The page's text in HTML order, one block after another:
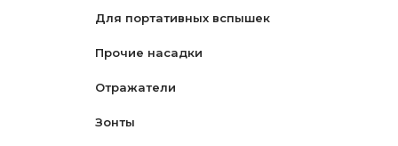
Матерчатые
Переносные
PVC
Октобоксы
Для портативных вспышек
Прочие насадки
Отражатели
Зонты